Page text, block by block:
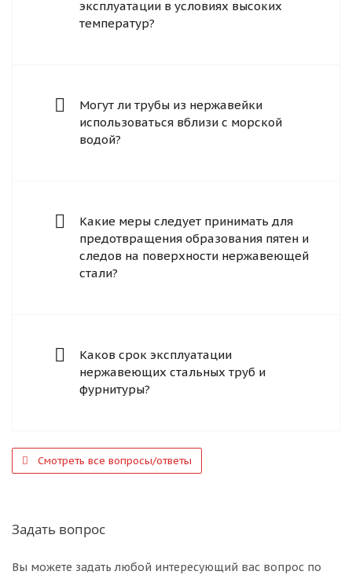
эксплуатации в условиях высоких
температур?
Могут ли трубы из нержавейки
использоваться вблизи с морской
водой?
Какие меры следует принимать для
предотвращения образования пятен и
следов на поверхности нержавеющей
стали?
Каков срок эксплуатации
нержавеющих стальных труб и
фурнитуры?
Смотреть все вопросы/ответы
Задать вопрос
Вы можете задать любой интересующий вас вопрос по